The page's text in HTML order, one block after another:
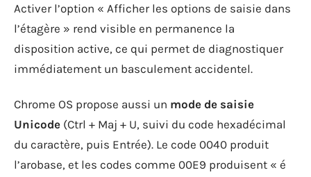
Activer l’option « Afficher les options de saisie dans
l’étagère » rend visible en permanence la
disposition active, ce qui permet de diagnostiquer
immédiatement un basculement accidentel.
Chrome OS propose aussi un mode de saisie
Unicode (Ctrl + Maj + U, suivi du code hexadécimal
du caractère, puis Entrée). Le code 0040 produit
l’arobase, et les codes comme 00E9 produisent « é